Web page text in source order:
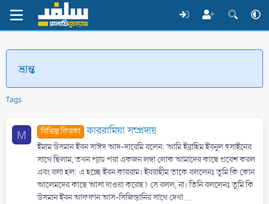
ভ্রান্ত
Tags
M বিভিন্ন ফিরকা কাররামিয়া সম্প্রদায়
ইমাম উসমান ইবন সাঈদ আদ-দারেমি বলেন: আমি ইব্রাহিম ইবনুল হুসাইনের
সাথে ছিলাম, তখন প্যাচ পরা একজন লম্বা লোক আমাদের কাছে প্রবেশ করল
এবং বলা হল: এ হচ্ছে ইবন কাররাম। ইবরাহীম তাকে বললেনঃ তুমি কি কোন
আলেমদের কাছে আসা যাওয়া করেছ? সে বলল, না। তিনি বললেনঃ তুমি কি
উসমান ইবন আফফান আস-সিজিস্তানির সাথে দেখা...